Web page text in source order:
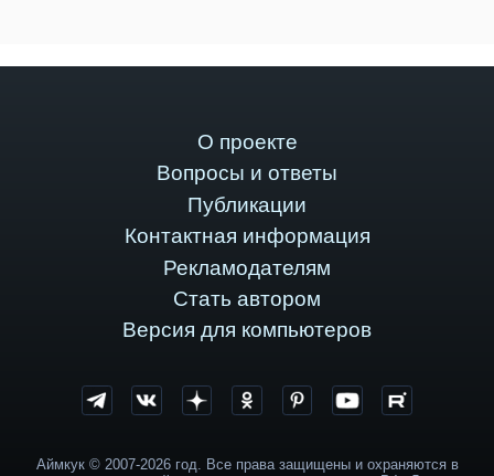
О проекте
Вопросы и ответы
Публикации
Контактная информация
Рекламодателям
Стать автором
Версия для компьютеров
Аймкук © 2007-2026 год. Все права защищены и охраняются в